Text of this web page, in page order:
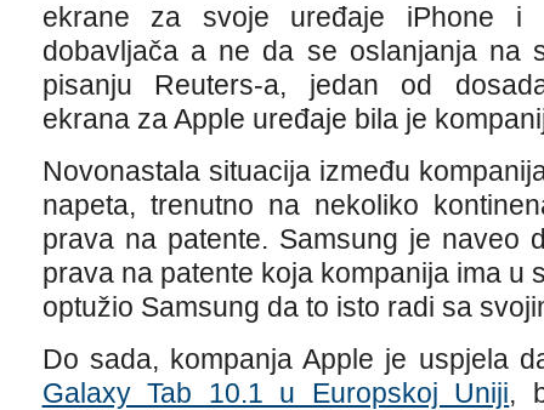
ekrane za svoje uređaje iPhone
dobavljača a ne da se oslanjanja na
pisanju Reuters-a, jedan od
ekrana za Apple uređaje bila je
Novonastala situacija između
napeta, trenutno na nekoliko
prava na patente. Samsung je naveo
prava na patente koja kompanija ima u
optužio Samsung da to isto radi sa
Do sada, kompanja Apple je uspjela
Galaxy Tab 10.1 u Europskoj Uniji,